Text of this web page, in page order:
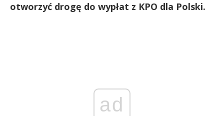
otworzyć drogę do wypłat z KPO dla Polski.
ad